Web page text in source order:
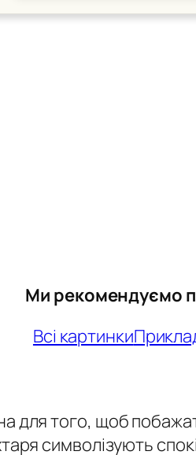
Ми рекомендуємо
Всі картинки
того, щоб
символізують